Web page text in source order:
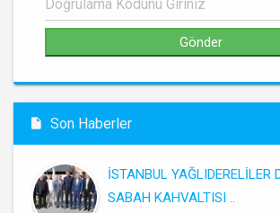
Son Haberler
İSTANBUL YAĞLIDERELİLER
SABAH KAHVALTISI ..